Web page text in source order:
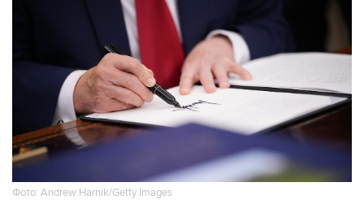
Фото: Andrew Harnik/Getty Images
Москва. 7 августа. INTERFAX.RU - Президент